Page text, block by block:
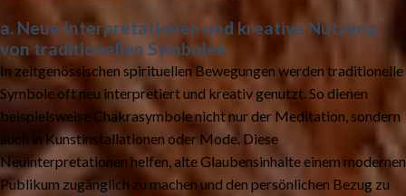
a. Neue Interpretationen und kreative Nutzung
von traditionellen Symbolen
In zeitgenössischen spirituellen Bewegungen werden traditionelle
Symbole oft neu interpretiert und kreativ genutzt. So dienen
beispielsweise Chakrasymbole nicht nur der Meditation, sondern
auch in Kunstinstallationen oder Mode. Diese
Neuinterpretationen helfen, alte Glaubensinhalte einem modernen
Publikum zugänglich zu machen und den persönlichen Bezug zu